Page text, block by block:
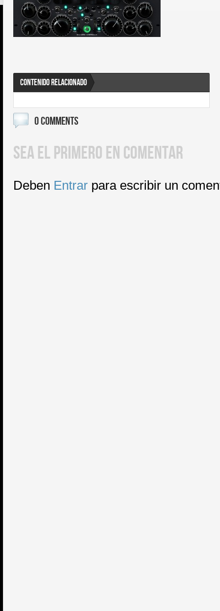
CONTENIDO RELACIONADO
0 COMMENTS
SEA EL PRIMERO EN COMENTAR
Deben Entrar para escribir un